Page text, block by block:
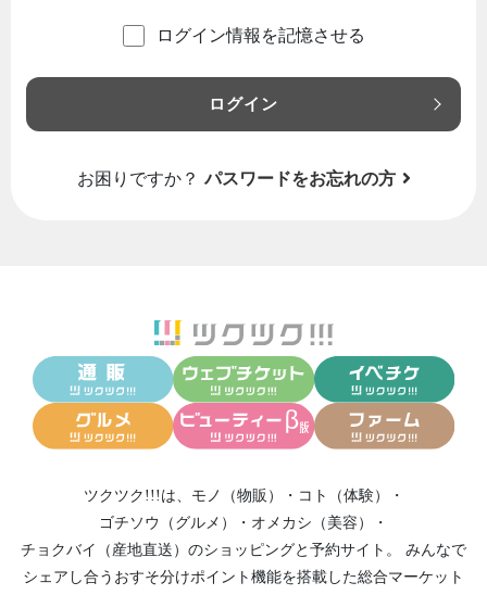
ログイン情報を記憶させる
ログイン
お困りですか？ パスワードをお忘れの方
ツクツク!!!は、 モノ（物販） ・ コト（体験）
・
ゴチソウ（グルメ）
・ オメカシ（美容）
・
チョクバイ（産地直送） のショッピングと予約サイト。
みんなで
シェアし合う おすそ分けポイント機能を搭載した総合マーケット